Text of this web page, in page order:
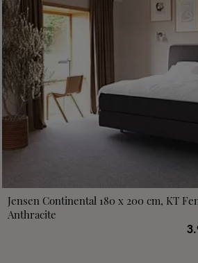
Jensen Continental 180 x 200 cm, KT
Anthracite